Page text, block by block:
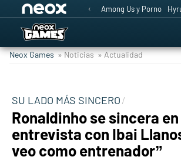
Among Us y Porno
Neox Games » Noticias » Actualidad
SU LADO MÁS SINCERO
Ronaldinho se sincera en
entrevista con Ibai
veo como entrenador”